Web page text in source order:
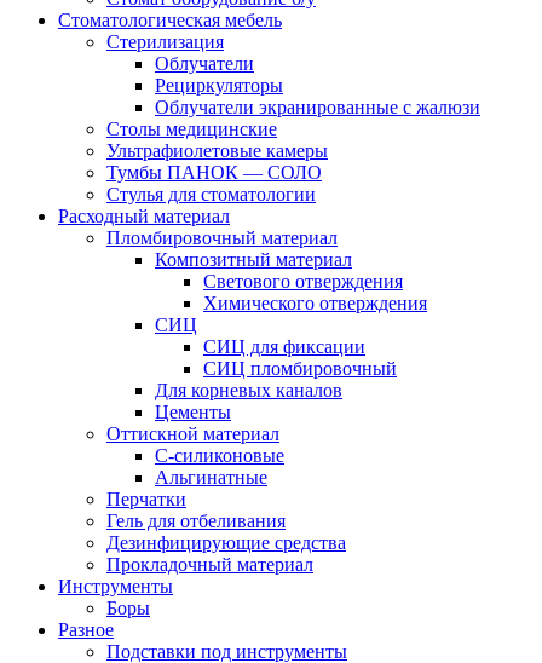
Стоматологическая мебель
Стерилизация
Облучатели
Рециркуляторы
Облучатели экранированные с жалюзи
Столы медицинские
Ультрафиолетовые камеры
Тумбы ПАНОК — СОЛО
Стулья для стоматологии
Расходный материал
Пломбировочный материал
Композитный материал
Светового отверждения
Химического отверждения
СИЦ
СИЦ для фиксации
СИЦ пломбировочный
Для корневых каналов
Цементы
Оттискной материал
С-силиконовые
Альгинатные
Перчатки
Гель для отбеливания
Дезинфицирующие средства
Прокладочный материал
Инструменты
Боры
Разное
Подставки под инструменты